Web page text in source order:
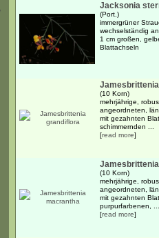
Jacksonia
(Port.)
immergrüner
wechselständig
1 cm großen,
Blattachseln
(10 Korn)
mehrjährige,
angeordneten,
mit gezahnten
schimmernden ...
[read more]
(10 Korn)
mehrjährige,
angeordneten,
mit gezahnten
purpurfarbenen, ...
[read more]